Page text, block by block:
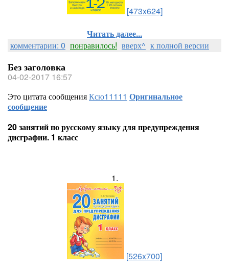
[473x624]
Читать далее...
комментарии: 0 понравилось! вверх^ к полной версии
Без заголовка
04-02-2017 16:57
Это цитата сообщенияКсю11111 Оригинальное
сообщение
20 занятий по русскому языку для предупреждения
дисграфии. 1 класс
1.
[526x700]